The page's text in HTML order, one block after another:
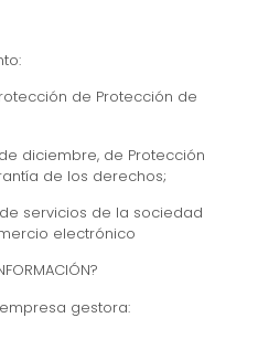
de Protección de
diciembre, de Protección
de los derechos;
de servicios de la sociedad
electrónico
gestora: